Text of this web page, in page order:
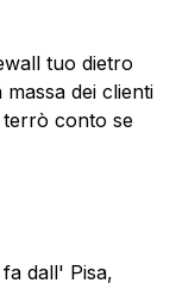
tuo dietro
dei clienti
terrò conto se
fa dall' Pisa,